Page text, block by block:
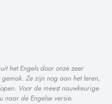
het Engels door onze zeer
Ze zijn nog aan het leren,
Voor de meest nauwkeurige
naar de Engelse versie.